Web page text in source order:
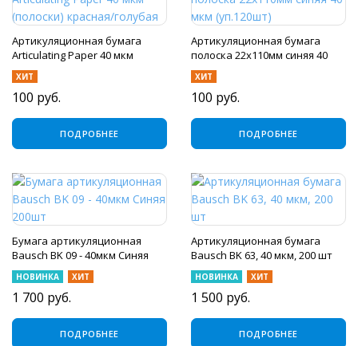
Артикуляционная бумага
Articulating Paper 40 мкм
(полоски) красная/голубая
ХИТ
100 руб.
ПОДРОБНЕЕ
Артикуляционная бумага
полоска 22х110мм синяя 40
мкм (уп.120шт)
ХИТ
100 руб.
ПОДРОБНЕЕ
Бумага артикуляционная
Bausch BK 09 - 40мкм Синяя
200шт
НОВИНКА ХИТ
1 700 руб.
ПОДРОБНЕЕ
Артикуляционная бумага
Bausch BK 63, 40 мкм, 200 шт
НОВИНКА ХИТ
1 500 руб.
ПОДРОБНЕЕ